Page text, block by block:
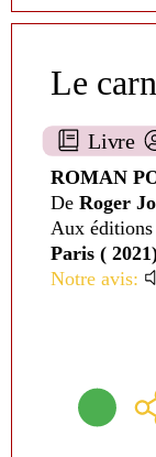
Le
Livre
ROMAN
De Roger
Aux éditions
Paris (
Notre avis: